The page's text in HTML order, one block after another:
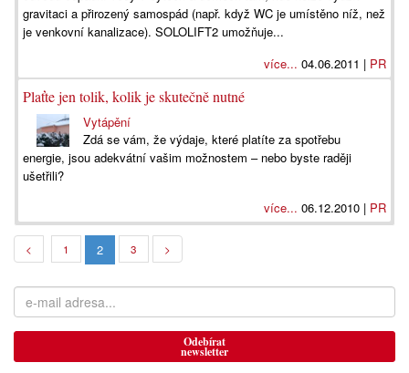
gravitaci a přirozený samospád (např. když WC je umístěno níž, než
je venkovní kanalizace). SOLOLIFT2 umožňuje...
více... 04.06.2011 | PR
Plaťte jen tolik, kolik je skutečně nutné
Vytápění
Zdá se vám, že výdaje, které platíte za spotřebu
energie, jsou adekvátní vašim možnostem – nebo byste raději
ušetřili?
více... 06.12.2010 | PR
< 1 2 3 >
Odebírat
newsletter